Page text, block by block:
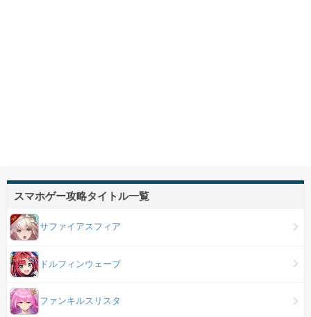
スマホゲー攻略タイトル一覧
サファイアスフィア
ドルフィンウェーブ
ファンキルスリスタ